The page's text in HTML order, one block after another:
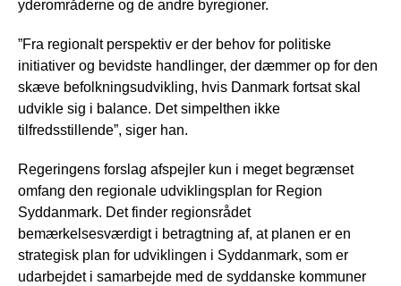
yderområderne og de andre byregioner.
”Fra regionalt perspektiv er der behov for politiske
initiativer og bevidste handlinger, der dæmmer op for den
skæve befolkningsudvikling, hvis Danmark fortsat skal
udvikle sig i balance. Det simpelthen ikke
tilfredsstillende”, siger han.
Regeringens forslag afspejler kun i meget begrænset
omfang den regionale udviklingsplan for Region
Syddanmark. Det finder regionsrådet
bemærkelsesværdigt i betragtning af, at planen er en
strategisk plan for udviklingen i Syddanmark, som er
udarbejdet i samarbejde med de syddanske kommuner